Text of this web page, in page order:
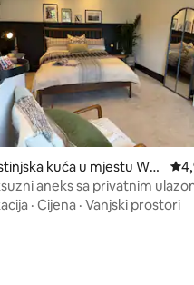
4,93 od 5, recenzija: 42
kuća u mjestu Wes
aneks sa privatnim
· Cijena · Vanjski prostori